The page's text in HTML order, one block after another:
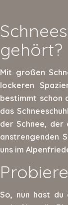
gehört?
Mit großen
lockeren
bestimmt schon
das
der Schnee, der
anstrengenden
uns im
So, nun hast